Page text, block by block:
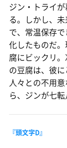
ジン・トライ
る。しかし、
で、常温保存
化したものだ
腐にビックリ
の豆腐は、彼
人々との不用
ら、ジンが七
『頭文字D』